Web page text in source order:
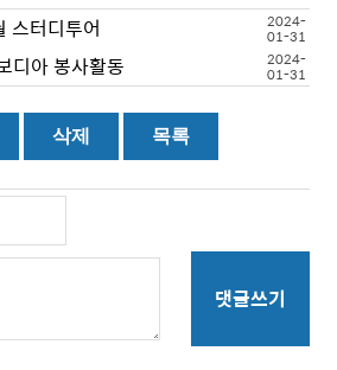
터디투어 2024-
01-31
디아 봉사활동 2024-
01-31
댓글쓰기